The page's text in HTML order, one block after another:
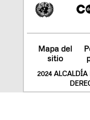
Mapa del
sitio
2024